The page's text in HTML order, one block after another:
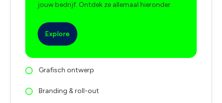
jouw bedrijf. Ontdek ze allemaal hieronder.
Explore
Grafisch ontwerp
Branding & roll-out